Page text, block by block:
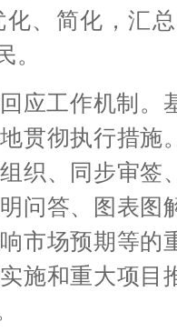
、简化，汇
。
工作机制。
贯彻执行措施
织、同步审签
问答、图表图
市场预期等的
施和重大项目